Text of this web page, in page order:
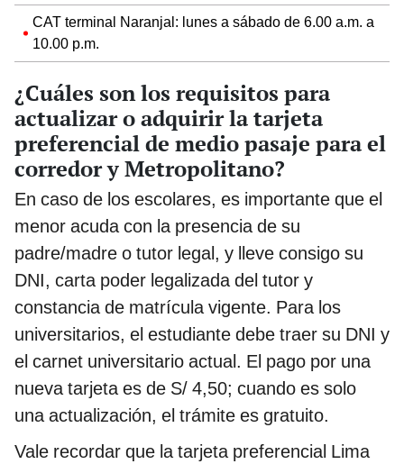
CAT terminal Naranjal: lunes a sábado de 6.00 a.m. a
10.00 p.m.
¿Cuáles son los requisitos para
actualizar o adquirir la tarjeta
preferencial de medio pasaje para el
corredor y Metropolitano?
En caso de los escolares, es importante que el
menor acuda con la presencia de su
padre/madre o tutor legal, y lleve consigo su
DNI, carta poder legalizada del tutor y
constancia de matrícula vigente. Para los
universitarios, el estudiante debe traer su DNI y
el carnet universitario actual. El pago por una
nueva tarjeta es de S/ 4,50; cuando es solo
una actualización, el trámite es gratuito.
Vale recordar que la tarjeta preferencial Lima